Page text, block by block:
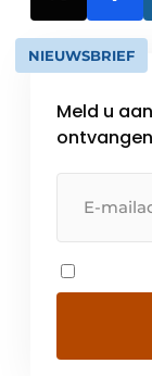
NIEUWSBRIEF
Meld u